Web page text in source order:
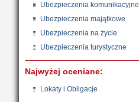
Ubezpieczenia komunikacyjne
Ubezpieczenia majątkowe
Ubezpieczenia na życie
Ubezpieczenia turystyczne
Najwyżej oceniane:
Lokaty i Obligacje